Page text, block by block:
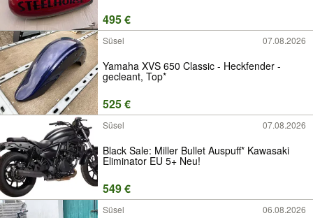
495 €
Süsel 07.08.2026
Yamaha XVS 650 Classic - Heckfender -
gecleant, Top*
525 €
Süsel 07.08.2026
Black Sale: Miller Bullet Auspuff* Kawasaki
Eliminator EU 5+ Neu!
549 €
Süsel 06.08.2026